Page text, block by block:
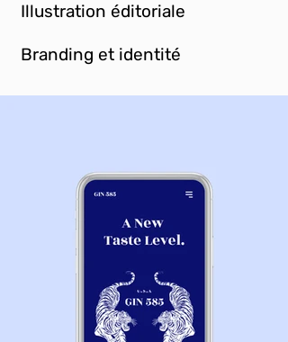
Illustration éditoriale
Branding et identité